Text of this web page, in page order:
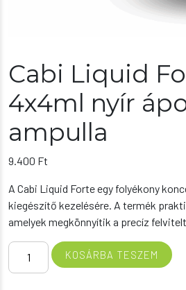
Cabi Liquid
4x4ml nyír
ampulla
9.400 Ft
A Cabi Liquid Forte egy folyékony
kiegészítő kezelésére. A termék
amelyek megkönnyítik a precíz
Cabi
Liquid
KOSÁRBA TESZEM